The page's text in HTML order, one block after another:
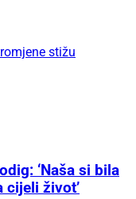
stižu
‘Naša si bila
cijeli život’